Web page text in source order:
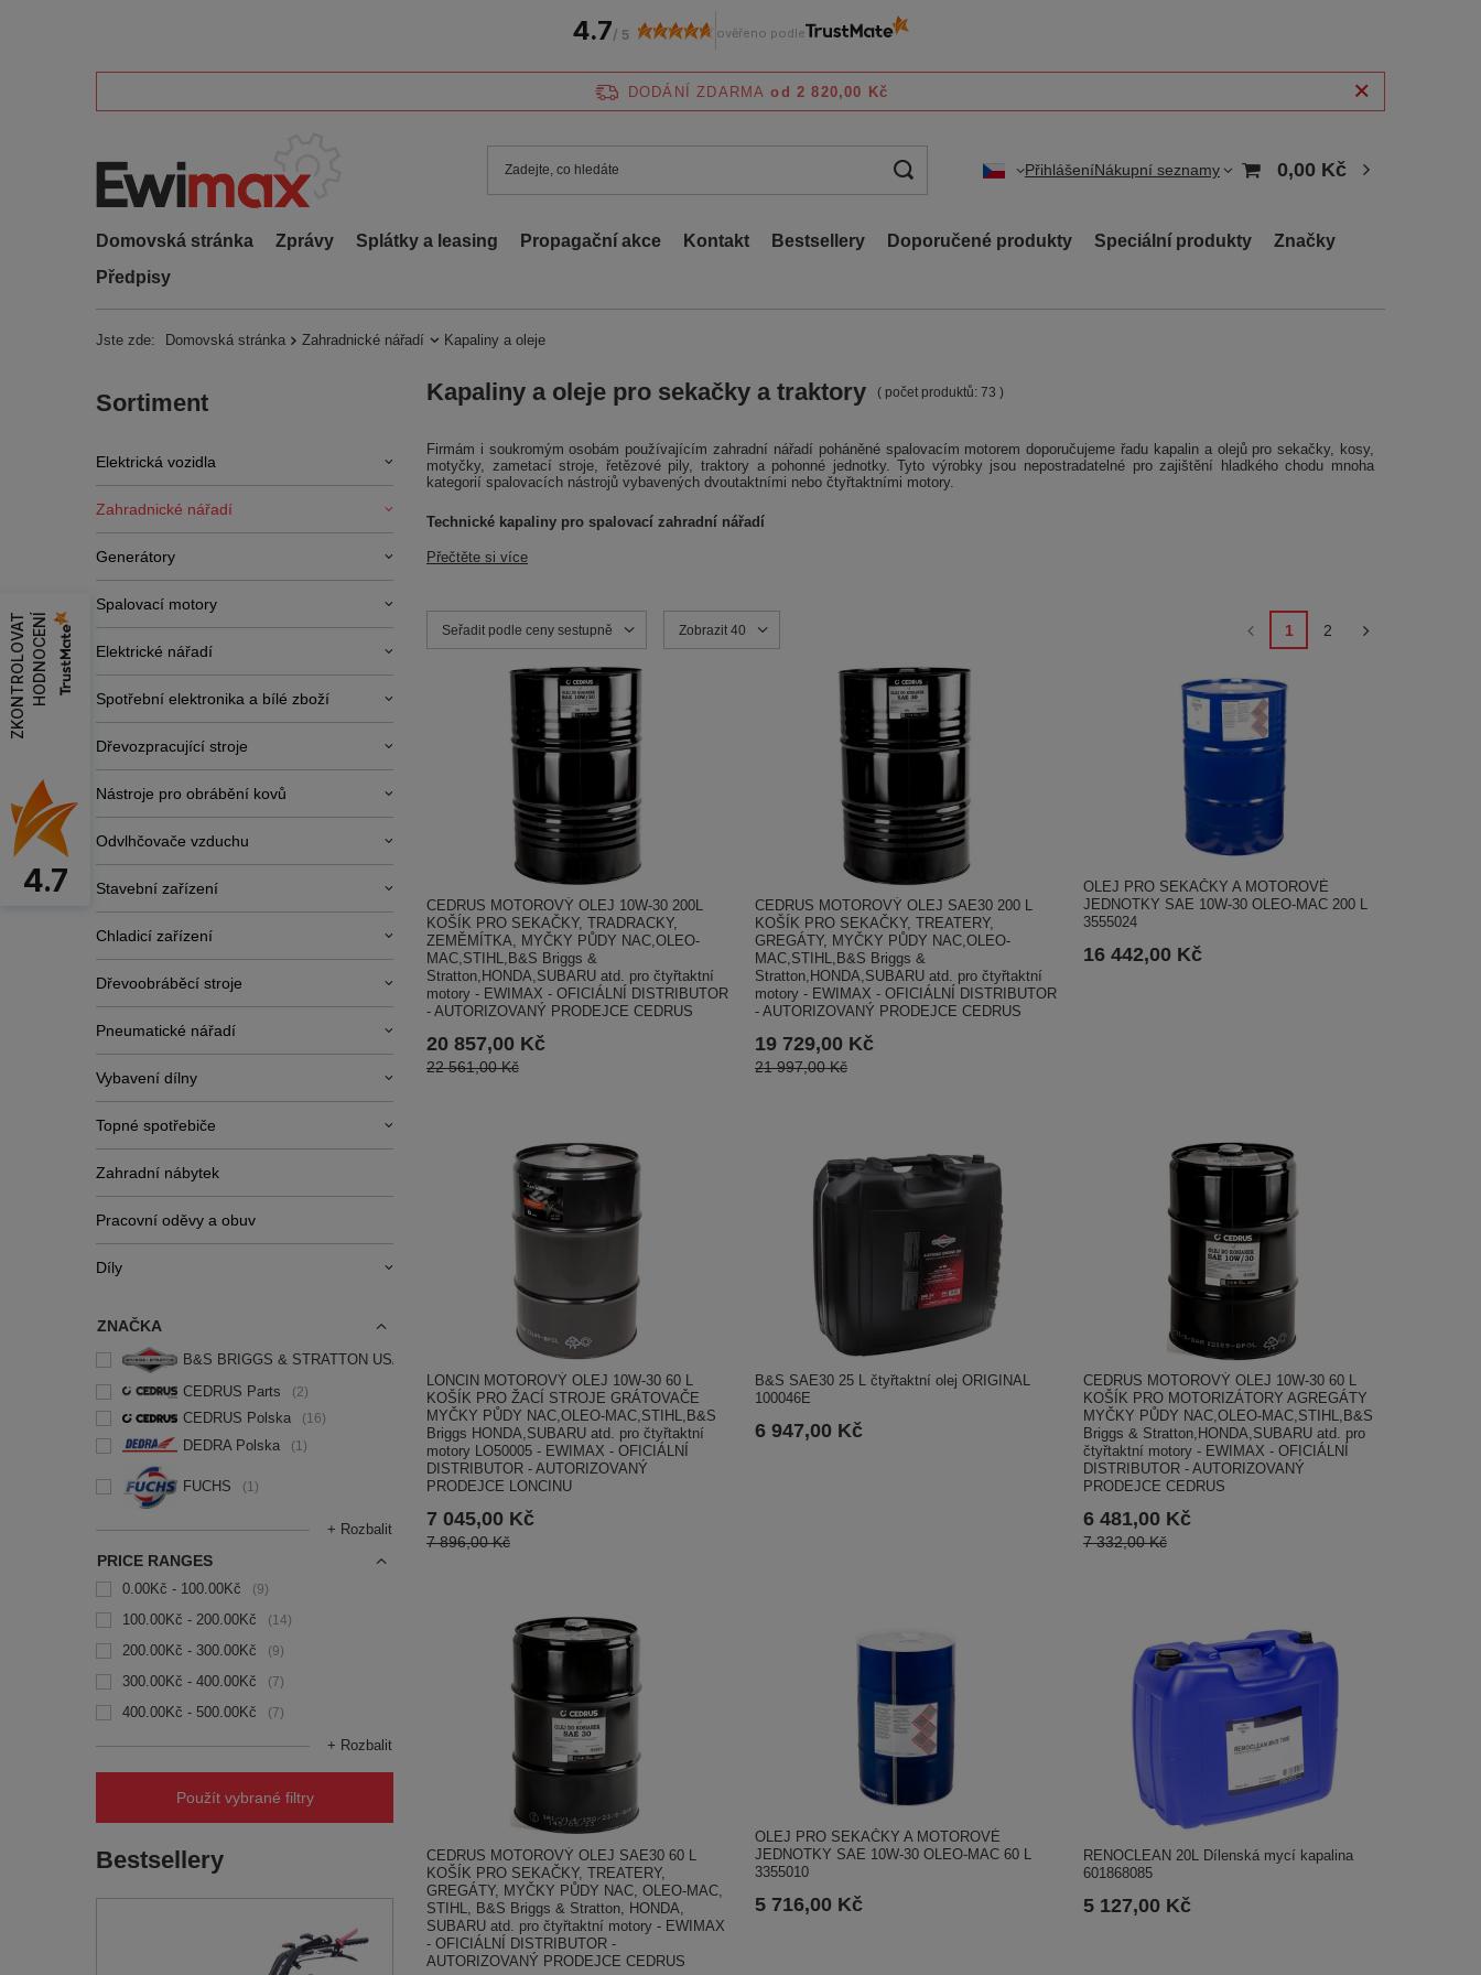
DODÁNÍ ZDARMA od 2 820,00 Kč
PřihlášeníNákupní seznamy 0,00 Kč
Domovská stránka Zprávy Splátky a leasing Propagační akce Kontakt Bestsellery Doporučené produkty Speciální produkty
Značky
Předpisy
Jste zde: Domovská stránka Zahradnické nářadí Kapaliny a oleje
Sortiment
Elektrická vozidla
Zahradnické nářadí
Generátory
Spalovací motory
Elektrické nářadí
Spotřební elektronika a bílé zboží
Dřevozpracující stroje
Nástroje pro obrábění kovů
Odvlhčovače vzduchu
Stavební zařízení
Chladicí zařízení
Dřevoobráběcí stroje
Pneumatické nářadí
Vybavení dílny
Topné spotřebiče
Zahradní nábytek
Pracovní oděvy a obuv
Díly
ZNAČKA
B&S BRIGGS & STRATTON USA
CEDRUS Parts 2
CEDRUS Polska 16
DEDRA Polska 1
FUCHS 1
+ Rozbalit
PRICE RANGES
0.00Kč - 100.00Kč 9
100.00Kč - 200.00Kč 14
200.00Kč - 300.00Kč 9
300.00Kč - 400.00Kč 7
400.00Kč - 500.00Kč 7
+ Rozbalit
Použít vybrané filtry
Bestsellery
Kapaliny a oleje pro sekačky a traktory ( počet produktů: 73 )
Firmám i soukromým osobám používajícím zahradní nářadí poháněné spalovacím motorem doporučujeme řadu kapalin a olejů pro sekačky, kosy,
motyčky, zametací stroje, řetězové pily, traktory a pohonné jednotky. Tyto výrobky jsou nepostradatelné pro zajištění hladkého chodu mnoha
kategorií spalovacích nástrojů vybavených dvoutaktními nebo čtyřtaktními motory.
Technické kapaliny pro spalovací zahradní nářadí
Přečtěte si více
Zmień sortowanie
Seřadit podle ceny sestupně Zmień ilość wyświetlanych produktów
Zobrazit 40 1 2
CEDRUS MOTOROVÝ OLEJ 10W-30 200L
KOŠÍK PRO SEKAČKY, TRADRACKY,
ZEMĚMÍTKA, MYČKY PŮDY NAC,OLEO-
MAC,STIHL,B&S Briggs &
Stratton,HONDA,SUBARU atd. pro čtyřtaktní
motory - EWIMAX - OFICIÁLNÍ DISTRIBUTOR
- AUTORIZOVANÝ PRODEJCE CEDRUS
20 857,00 Kč
22 561,00 Kč
CEDRUS MOTOROVÝ OLEJ SAE30 200 L
KOŠÍK PRO SEKAČKY, TREATERY,
GREGÁTY, MYČKY PŮDY NAC,OLEO-
MAC,STIHL,B&S Briggs &
Stratton,HONDA,SUBARU atd. pro čtyřtaktní
motory - EWIMAX - OFICIÁLNÍ DISTRIBUTOR
- AUTORIZOVANÝ PRODEJCE CEDRUS
19 729,00 Kč
21 997,00 Kč
OLEJ PRO SEKAČKY A MOTOROVÉ
JEDNOTKY SAE 10W-30 OLEO-MAC 200 L
3555024
16 442,00 Kč
LONCIN MOTOROVÝ OLEJ 10W-30 60 L
KOŠÍK PRO ŽACÍ STROJE GRÁTOVAČE
MYČKY PŮDY NAC,OLEO-MAC,STIHL,B&S
Briggs HONDA,SUBARU atd. pro čtyřtaktní
motory LO50005 - EWIMAX - OFICIÁLNÍ
DISTRIBUTOR - AUTORIZOVANÝ
PRODEJCE LONCINU
7 045,00 Kč
7 896,00 Kč
B&S SAE30 25 L čtyřtaktní olej ORIGINAL
100046E
6 947,00 Kč
CEDRUS MOTOROVÝ OLEJ 10W-30 60 L
KOŠÍK PRO MOTORIZÁTORY AGREGÁTY
MYČKY PŮDY NAC,OLEO-MAC,STIHL,B&S
Briggs & Stratton,HONDA,SUBARU atd. pro
čtyřtaktní motory - EWIMAX - OFICIÁLNÍ
DISTRIBUTOR - AUTORIZOVANÝ
PRODEJCE CEDRUS
6 481,00 Kč
7 332,00 Kč
CEDRUS MOTOROVÝ OLEJ SAE30 60 L
KOŠÍK PRO SEKAČKY, TREATERY,
GREGÁTY, MYČKY PŮDY NAC, OLEO-MAC,
STIHL, B&S Briggs & Stratton, HONDA,
SUBARU atd. pro čtyřtaktní motory - EWIMAX
- OFICIÁLNÍ DISTRIBUTOR -
AUTORIZOVANÝ PRODEJCE CEDRUS
OLEJ PRO SEKAČKY A MOTOROVÉ
JEDNOTKY SAE 10W-30 OLEO-MAC 60 L
3355010
5 716,00 Kč
RENOCLEAN 20L Dílenská mycí kapalina
601868085
5 127,00 Kč
4.7/ 5 ověřeno podle
Z
K
O
N
T
R
O
L
O
V
A
T
H
O
D
N
O
C
E
NÍ
4.7